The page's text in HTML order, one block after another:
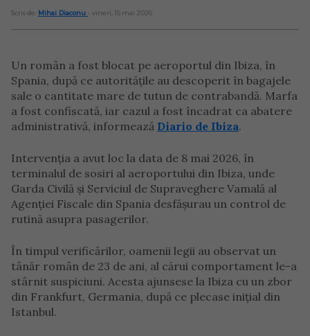
Scris de: Mihai Diaconu - vineri, 15 mai 2026
Un român a fost blocat pe aeroportul din Ibiza, în
Spania, după ce autoritățile au descoperit în bagajele
sale o cantitate mare de tutun de contrabandă. Marfa
a fost confiscată, iar cazul a fost încadrat ca abatere
administrativă, informează Diario de Ibiza.
Intervenția a avut loc la data de 8 mai 2026, în
terminalul de sosiri al aeroportului din Ibiza, unde
Garda Civilă și Serviciul de Supraveghere Vamală al
Agenției Fiscale din Spania desfășurau un control de
rutină asupra pasagerilor.
În timpul verificărilor, oamenii legii au observat un
tânăr român de 23 de ani, al cărui comportament le-a
stârnit suspiciuni. Acesta ajunsese la Ibiza cu un zbor
din Frankfurt, Germania, după ce plecase inițial din
Istanbul.